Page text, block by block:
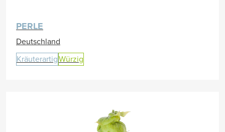
PERLE
Deutschland
KräuterartigWürzig